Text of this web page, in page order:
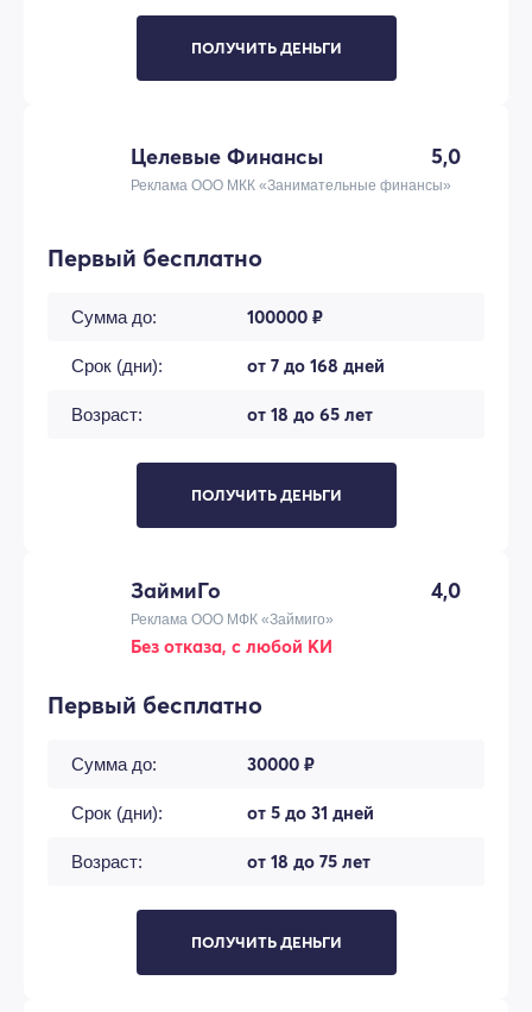
ПОЛУЧИТЬ ДЕНЬГИ
Целевые Финансы 5,0
Реклама ООО МКК «Занимательные финансы»
Первый бесплатно
Сумма до: 100000 ₽
Срок (дни): от 7 до 168 дней
Возраст: от 18 до 65 лет
ПОЛУЧИТЬ ДЕНЬГИ
ЗаймиГо 4,0
Реклама ООО МФК «Займиго»
Без отказа, с любой КИ
Первый бесплатно
Сумма до: 30000 ₽
Срок (дни): от 5 до 31 дней
Возраст: от 18 до 75 лет
ПОЛУЧИТЬ ДЕНЬГИ